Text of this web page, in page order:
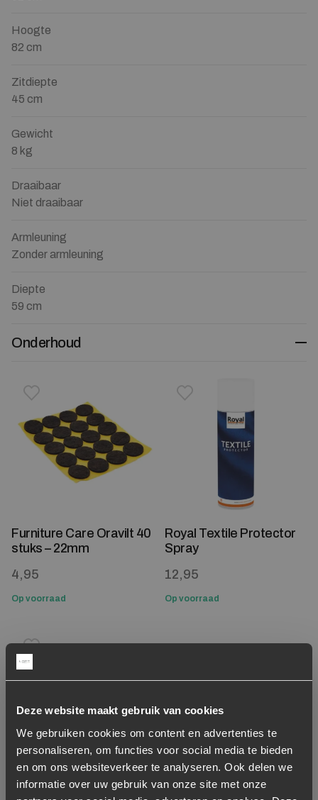
Deze website maakt gebruik van cookies
We gebruiken cookies om content en advertenties te
personaliseren, om functies voor social media te bieden
en om ons websiteverkeer te analyseren. Ook delen we
informatie over uw gebruik van onze site met onze
Hoogte
82 cm
Zitdiepte
45 cm
Gewicht
8 kg
Draaibaar
Niet draaibaar
Armleuning
Zonder armleuning
Diepte
59 cm
Onderhoud
Toevoegen aan verlanglijstje
Verwijderen van verlanglijst
Furniture Care Oravilt 40
stuks – 22mm
4,95
Op voorraad
Toevoegen aan
Verwijderen van verlanglijst
Royal Textile Protector
Spray
12,95
Op voorraad
Toevoegen aan verlanglijstje
Verwijderen van verlanglijst
All In House Vlekken en